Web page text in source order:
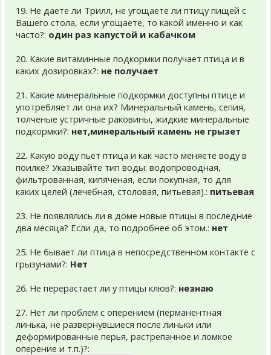
19. Не даете ли Трилл, не угощаете ли птицу пищей с
Вашего стола, если угощаете, то какой именно и как
часто?: один раз капустой и кабачком
20. Какие витаминные подкормки получает птица и в
каких дозировках?: не получает
21. Какие минеральные подкормки доступны птице и
употребляет ли она их? Минеральный камень, сепия,
толченые устричные раковины, жидкие минеральные
подкормки?: нет,минеральный камень не грызет
22. Какую воду пьет птица и как часто меняете воду в
поилке? Указывайте тип воды: водопроводная,
фильтрованная, кипяченая, если покупная, то для
каких целей (лечебная, столовая, питьевая).: питьевая
23. Не появлялись ли в доме новые птицы в последние
два месяца? Если да, то подробнее об этом.: нет
25. Не бывает ли птица в непосредственном контакте с
грызунами?: Нет
26. Не перерастает ли у птицы клюв?: незнаю
27. Нет ли проблем с оперением (перманентная
линька, не развернувшиеся после линьки или
деформированные перья, растрепанное и ломкое
оперение и т.п.)?: